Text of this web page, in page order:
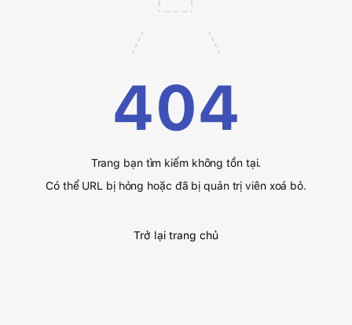
404
Trang bạn tìm kiếm không tồn tại.
Có thể URL bị hỏng hoặc đã bị quản trị viên xoá bỏ.
Trở lại trang chủ